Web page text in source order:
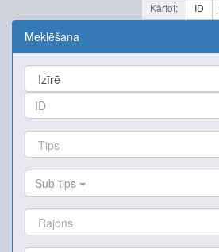
Kārtot: ID
Meklēšana
Sub-tips